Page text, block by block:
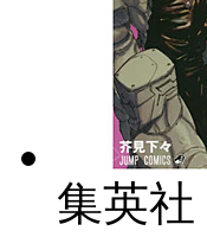
集英社